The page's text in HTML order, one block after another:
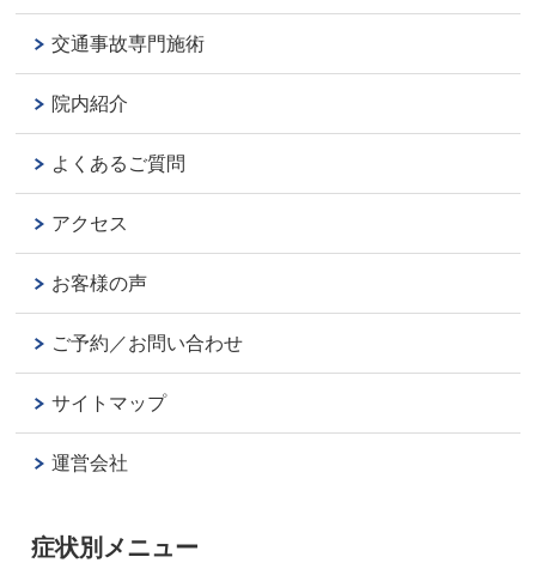
交通事故専門施術
院内紹介
よくあるご質問
アクセス
お客様の声
ご予約／お問い合わせ
サイトマップ
運営会社
症状別メニュー